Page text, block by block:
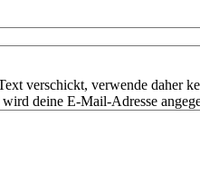
verschickt, verwende daher
deine E-Mail-Adresse